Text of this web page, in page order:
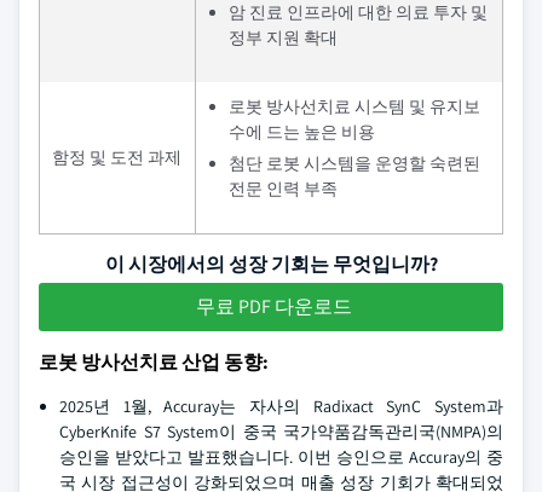
암 진료 인프라에 대한 의료 투자 및
정부 지원 확대
함정 및 도전 과제
로봇 방사선치료 시스템 및 유지보
수에 드는 높은 비용
첨단 로봇 시스템을 운영할 숙련된
전문 인력 부족
이 시장에서의 성장 기회는 무엇입니까?
무료 PDF 다운로드
로봇 방사선치료 산업 동향:
2025년 1월, Accuray는 자사의 Radixact SynC System과
CyberKnife S7 System이 중국 국가약품감독관리국(NMPA)의
승인을 받았다고 발표했습니다. 이번 승인으로 Accuray의 중
국 시장 접근성이 강화되었으며 매출 성장 기회가 확대되었